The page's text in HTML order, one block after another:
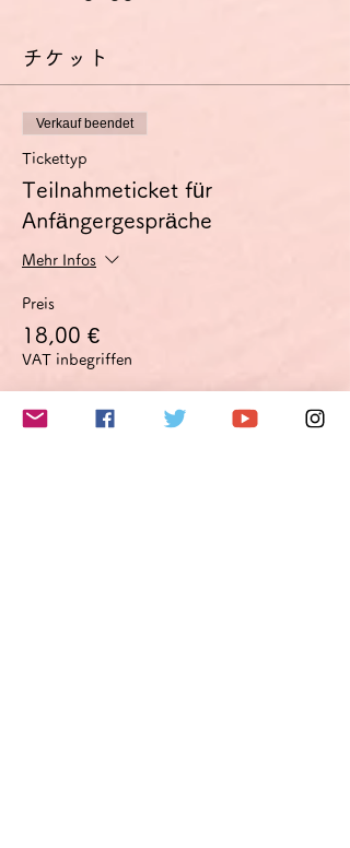
チケット
Verkauf beendet
Tickettyp
Teilnahmeticket für
Anfängergespräche
Mehr Infos
Preis
18,00 €
VAT inbegriffen